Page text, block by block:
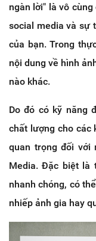
ngàn lời" là vô
social media và sự
của bạn. Trong
nội dung về hình
nào khác.
Do đó có kỹ năng
chất lượng cho các
quan trọng đối với
Media. Đặc biệt là
nhanh chóng, có
nhiếp ảnh gia hay